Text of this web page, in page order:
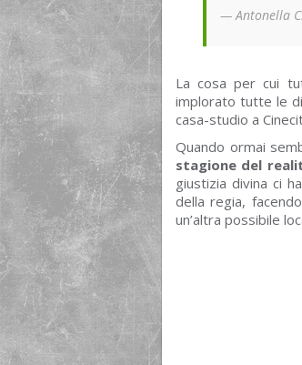
— Antonella
La cosa per cui
implorato tutte le
casa-studio a
Quando ormai
stagione del
giustizia divina ci
della regia,
un’altra possibile